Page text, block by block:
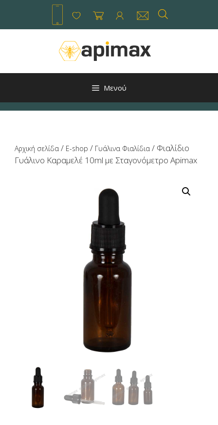
περιεχόμενο
Μενού
Αρχική σελίδα / E-shop / Γυάλινα Φιαλίδια / Φιαλίδιο
Γυάλινο Καραμελέ 10ml με Σταγονόμετρο Apimax